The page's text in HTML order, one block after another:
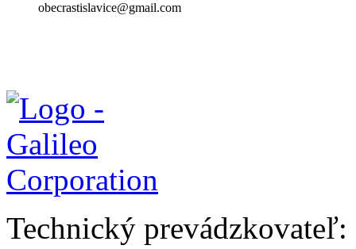
obecrastislavice@gmail.com
Technický prevádzkovateľ: